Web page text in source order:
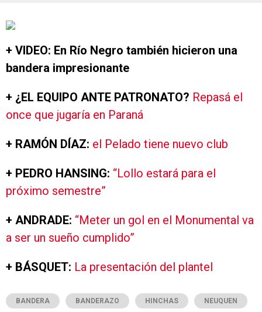
+ VIDEO: En Río Negro también hicieron una
bandera impresionante
+ ¿EL EQUIPO ANTE PATRONATO? Repasá el
once que jugaría en Paraná
+ RAMÓN DÍAZ: el Pelado tiene nuevo club
+ PEDRO HANSING: “Lollo estará para el
próximo semestre”
+ ANDRADE: “Meter un gol en el Monumental va
a ser un sueño cumplido”
+ BÁSQUET: La presentación del plantel
BANDERA BANDERAZO HINCHAS NEUQUEN